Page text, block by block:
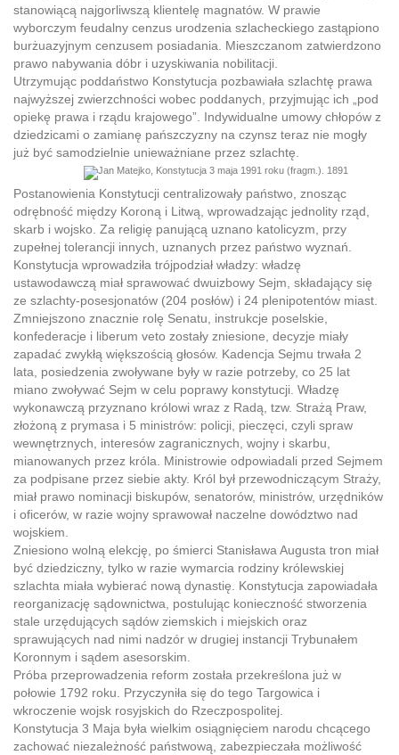
stanowiącą najgorliwszą klientelę magnatów. W prawie
wyborczym feudalny cenzus urodzenia szlacheckiego zastąpiono
burżuazyjnym cenzusem posiadania. Mieszczanom zatwierdzono
prawo nabywania dóbr i uzyskiwania nobilitacji.
Utrzymując poddaństwo Konstytucja pozbawiała szlachtę prawa
najwyższej zwierzchności wobec poddanych, przyjmując ich „pod
opiekę prawa i rządu krajowego”. Indywidualne umowy chłopów z
dziedzicami o zamianę pańszczyzny na czynsz teraz nie mogły
już być samodzielnie unieważniane przez szlachtę.
Postanowienia Konstytucji centralizowały państwo, znosząc
odrębność między Koroną i Litwą, wprowadzając jednolity rząd,
skarb i wojsko. Za religię panującą uznano katolicyzm, przy
zupełnej tolerancji innych, uznanych przez państwo wyznań.
Konstytucja wprowadziła trójpodział władzy: władzę
ustawodawczą miał sprawować dwuizbowy Sejm, składający się
ze szlachty-posesjonatów (204 posłów) i 24 plenipotentów miast.
Zmniejszono znacznie rolę Senatu, instrukcje poselskie,
konfederacje i liberum veto zostały zniesione, decyzje miały
zapadać zwykłą większością głosów. Kadencja Sejmu trwała 2
lata, posiedzenia zwoływane były w razie potrzeby, co 25 lat
miano zwoływać Sejm w celu poprawy konstytucji. Władzę
wykonawczą przyznano królowi wraz z Radą, tzw. Strażą Praw,
złożoną z prymasa i 5 ministrów: policji, pieczęci, czyli spraw
wewnętrznych, interesów zagranicznych, wojny i skarbu,
mianowanych przez króla. Ministrowie odpowiadali przed Sejmem
za podpisane przez siebie akty. Król był przewodniczącym Straży,
miał prawo nominacji biskupów, senatorów, ministrów, urzędników
i oficerów, w razie wojny sprawował naczelne dowództwo nad
wojskiem.
Zniesiono wolną elekcję, po śmierci Stanisława Augusta tron miał
być dziedziczny, tylko w razie wymarcia rodziny królewskiej
szlachta miała wybierać nową dynastię. Konstytucja zapowiadała
reorganizację sądownictwa, postulując konieczność stworzenia
stale urzędujących sądów ziemskich i miejskich oraz
sprawujących nad nimi nadzór w drugiej instancji Trybunałem
Koronnym i sądem asesorskim.
Próba przeprowadzenia reform została przekreślona już w
połowie 1792 roku. Przyczyniła się do tego Targowica i
wkroczenie wojsk rosyjskich do Rzeczpospolitej.
Konstytucja 3 Maja była wielkim osiągnięciem narodu chcącego
zachować niezależność państwową, zabezpieczała możliwość